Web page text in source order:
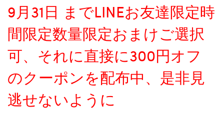
9月31日 までLINEお友達限定時
間限定数量限定おまけご選択
可、それに直接に300円オフ
のクーポンを配布中、是非見
逃せないように